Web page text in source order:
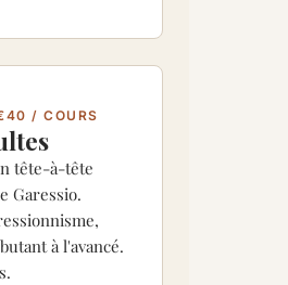
/ COURS
tête-à-tête
Garessio.
à l'avancé.